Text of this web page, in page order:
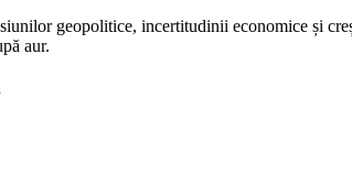
geopolitice, incertitudinii economice și
aur.